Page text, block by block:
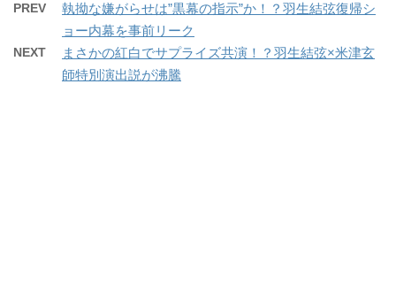
PREV
執拗な嫌がらせは”黒幕の指示”か！？羽生結弦復帰シ
ョー内幕を事前リーク
NEXT
まさかの紅白でサプライズ共演！？羽生結弦×米津玄
師特別演出説が沸騰